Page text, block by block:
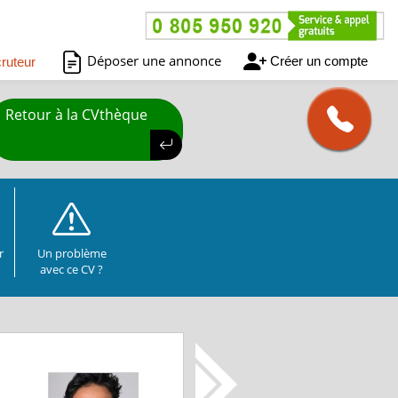
Déposer une annonce Créer un compte
Retour à la CVthèque
Un problème
avec ce CV ?